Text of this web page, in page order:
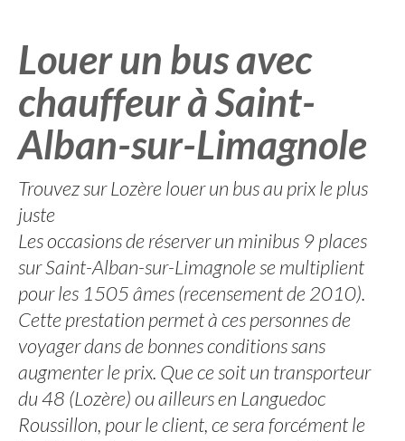
Louer un bus avec
chauffeur à Saint-
Alban-sur-Limagnole
Trouvez sur Lozère louer un bus au prix le plus
juste
Les occasions de réserver un minibus 9 places
sur Saint-Alban-sur-Limagnole se multiplient
pour les 1505 âmes (recensement de 2010).
Cette prestation permet à ces personnes de
voyager dans de bonnes conditions sans
augmenter le prix. Que ce soit un transporteur
du 48 (Lozère) ou ailleurs en Languedoc
Roussillon, pour le client, ce sera forcément le